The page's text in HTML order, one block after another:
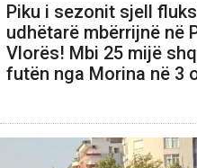
Piku i sezonit sjell
udhëtarë mbërrijnë në
Vlorës! Mbi 25 mijë
futën nga Morina në 3